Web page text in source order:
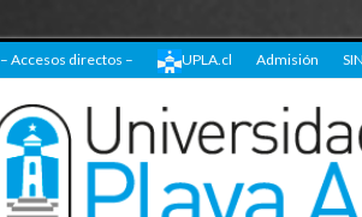
– Accesos directos – UPLA.cl Admisión